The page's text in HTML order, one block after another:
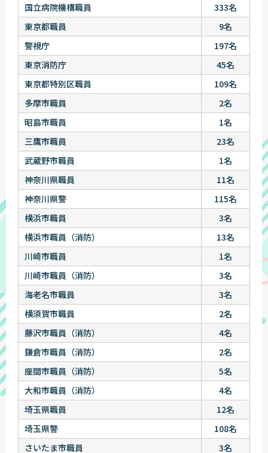
国立病院機構職員
333名
東京都職員
9名
警視庁
197名
東京消防庁
45名
東京都特別区職員
109名
多摩市職員
2名
昭島市職員
1名
三鷹市職員
23名
武蔵野市職員
1名
神奈川県職員
11名
神奈川県警
115名
横浜市職員
3名
横浜市職員（消防）
13名
川崎市職員
1名
川崎市職員（消防）
3名
海老名市職員
3名
横須賀市職員
2名
藤沢市職員（消防）
4名
鎌倉市職員（消防）
2名
座間市職員（消防）
5名
大和市職員（消防）
4名
埼玉県職員
12名
埼玉県警
108名
さいたま市職員
3名